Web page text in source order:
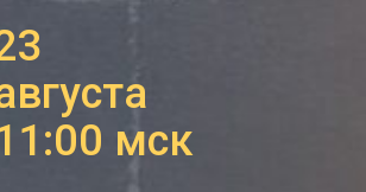
здесь
чтобы вместе
йогой
учиться новым
саморегуляции
влиять